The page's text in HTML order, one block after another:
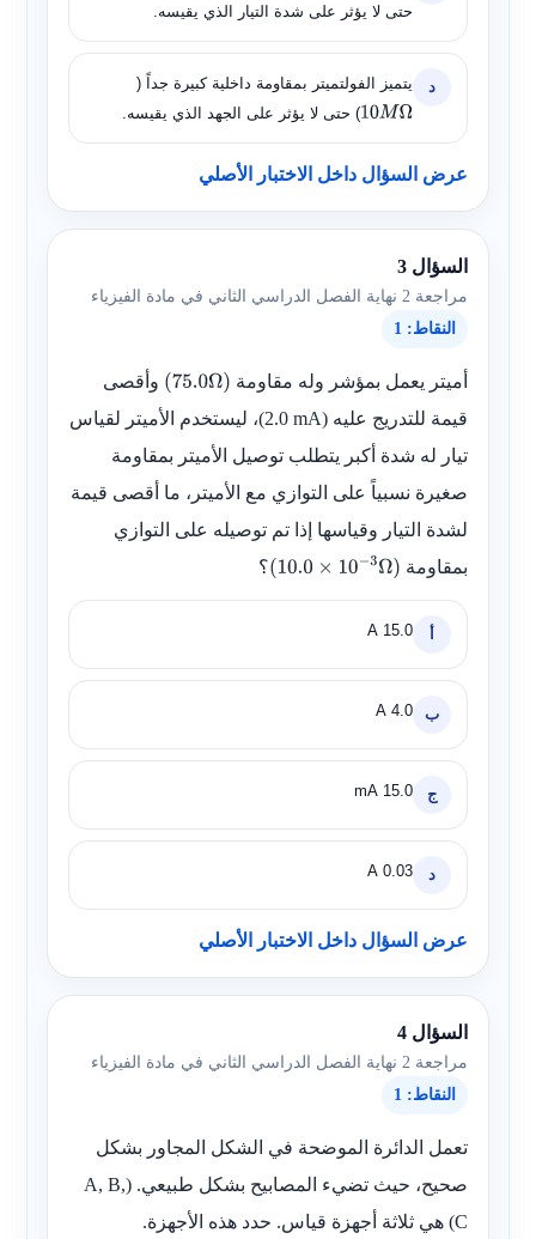
حتى لا يؤثر على شدة التيار الذي يقيسه.
د
يتميز الفولتميتر بمقاومة داخلية كبيرة جداً (
10MΩ ) حتى لا يؤثر على الجهد الذي يقيسه.
عرض السؤال داخل الاختبار الأصلي
السؤال 3
مراجعة 2 نهاية الفصل الدراسي الثاني في مادة الفيزياء
النقاط: 1
أميتر يعمل بمؤشر وله مقاومة (75.0Ω)
وأقصى
قيمة للتدريج عليه (2.0 mA)، ليستخدم الأميتر لقياس
تيار له شدة أكبر يتطلب توصيل الأميتر بمقاومة
صغيرة نسبياً على التوازي مع الأميتر، ما أقصى قيمة
لشدة التيار وقياسها إذا تم توصيله على التوازي
بمقاومة
(10.0×10−3 Ω) ؟
15.0 A
ب 4.0 A
ج 15.0 mA
د 0.03 A
عرض السؤال داخل الاختبار الأصلي
السؤال 4
مراجعة 2 نهاية الفصل الدراسي الثاني في مادة الفيزياء
النقاط: 1
تعمل الدائرة الموضحة في الشكل المجاور بشكل
صحيح، حيث تضيء المصابيح بشكل طبيعي. (A, B,
C) هي ثلاثة أجهزة قياس. حدد هذه الأجهزة.